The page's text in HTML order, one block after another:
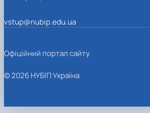
vstup@nubip.edu.ua
Офіційний портал сайту
© 2026 НУБІП Україна